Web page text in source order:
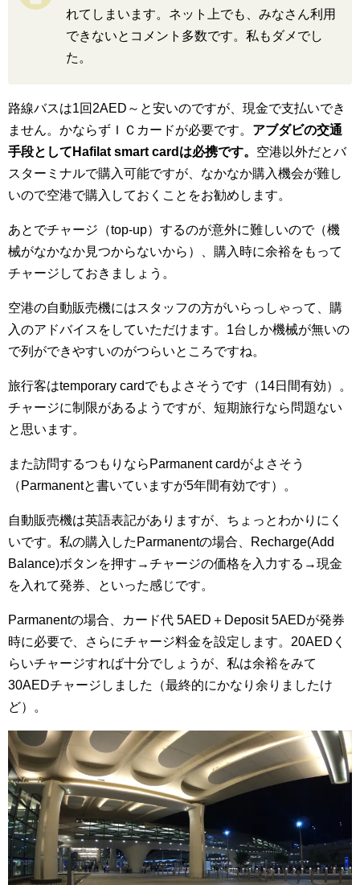
れてしまいます。ネット上でも、みなさん利用
できないとコメント多数です。私もダメでし
た。
路線バスは1回2AED～と安いのですが、現金で支払いでき
ません。かならずＩＣカードが必要です。 アブダビの交通
手段としてHafilat smart cardは必携です。 空港以外だとバ
スターミナルで購入可能ですが、なかなか購入機会が難し
いので空港で購入しておくことをお勧めします。
あとでチャージ（top-up）するのが意外に難しいので（機
械がなかなか見つからないから）、購入時に余裕をもって
チャージしておきましょう。
空港の自動販売機にはスタッフの方がいらっしゃって、購
入のアドバイスをしていただけます。1台しか機械が無いの
で列ができやすいのがつらいところですね。
旅行客はtemporary cardでもよさそうです（14日間有効）。
チャージに制限があるようですが、短期旅行なら問題ない
と思います。
また訪問するつもりならParmanent cardがよさそう
（Parmanentと書いていますが5年間有効です）。
自動販売機は英語表記がありますが、ちょっとわかりにく
いです。私の購入したParmanentの場合、Recharge(Add
Balance)ボタンを押す→チャージの価格を入力する→現金
を入れて発券、といった感じです。
Parmanentの場合、カード代 5AED＋Deposit 5AEDが発券
時に必要で、さらにチャージ料金を設定します。20AEDく
らいチャージすれば十分でしょうが、私は余裕をみて
30AEDチャージしました（最終的にかなり余りましたけ
ど）。